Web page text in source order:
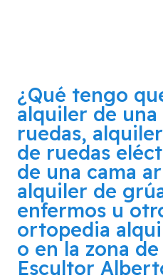
¿Qué tengo
alquiler de una
ruedas,
de ruedas
de una cama
alquiler de
enfermos u
ortopedia
o en la zona de
Escultor